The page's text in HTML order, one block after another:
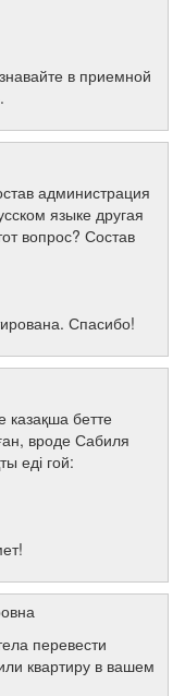
в приемной
администрация
языке другая
вопрос? Состав
Спасибо!
казақша бетте
вроде Сабиля
еді гой:
перевести
квартиру в вашем